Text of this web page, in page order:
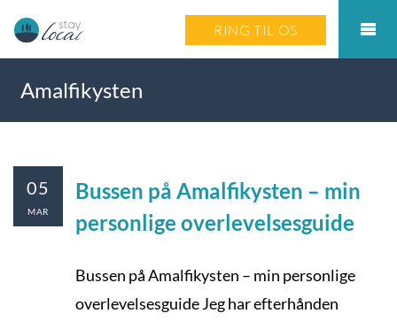
RING TIL OS
Amalfikysten
Bussen på Amalfikysten – min
personlige overlevelsesguide
Bussen på Amalfikysten – min personlige
overlevelsesguide Jeg har efterhånden
05
MAR